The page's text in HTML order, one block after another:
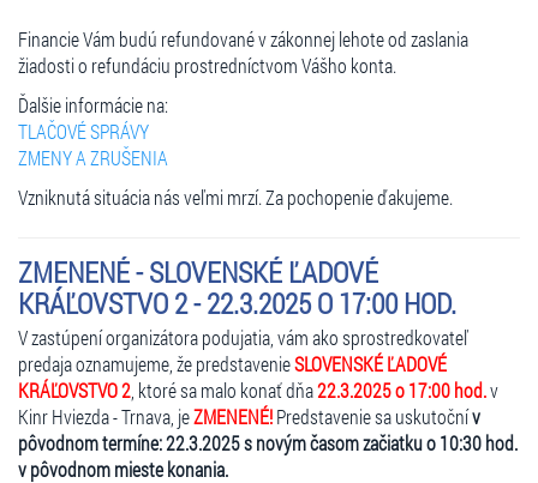
Financie Vám budú refundované v zákonnej lehote od zaslania
žiadosti o refundáciu prostredníctvom Vášho konta.
Ďalšie informácie na:
TLAČOVÉ SPRÁVY
ZMENY A ZRUŠENIA
Vzniknutá situácia nás veľmi mrzí. Za pochopenie ďakujeme.
ZMENENÉ - SLOVENSKÉ ĽADOVÉ
KRÁĽOVSTVO 2 - 22.3.2025 O 17:00 HOD.
V zastúpení organizátora podujatia, vám ako sprostredkovateľ
predaja oznamujeme, že predstavenieSLOVENSKÉ ĽADOVÉ
KRÁĽOVSTVO 2 , ktoré sa malo konať dňa22.3.2025 o 17:00 hod.v
Kinr Hviezda - Trnava, jeZMENENÉ!Predstavenie sa uskutočnív
pôvodnom termíne: 22.3.2025 s novým časom začiatku o 10:30 hod.
v pôvodnom mieste konania.